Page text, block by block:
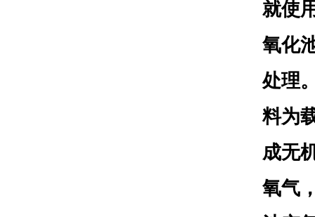
就使
氧化
处理
料为
成无
氧气